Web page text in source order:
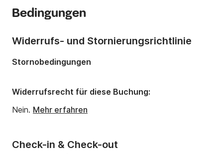
Anzahl Schlafplätze:
Bedingungen
Check-in & Check-out
Widerrufs- und Stornierungsrichtlinie
Stornobedingungen
Widerrufsrecht für diese Buchung:
Nein. Mehr erfahren